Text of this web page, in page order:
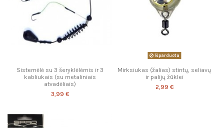
Sistemėlė su 3 šeryklėlėmis ir 3
kabliukais (su metaliniais
atvadėliais)
3,99 €
Išparduota
Mirksiukas (žalias) stintų, seliavų
ir palijų žūklei
2,99 €